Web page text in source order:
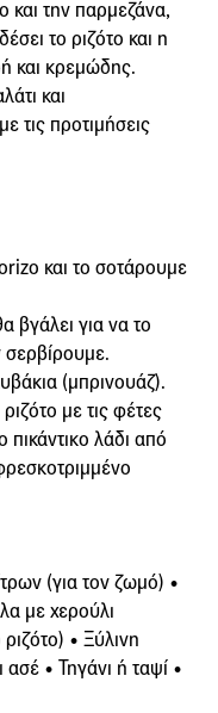
και την παρμεζάνα,
το ριζότο και η
και κρεμώδης.
και
τις προτιμήσεις
και το σοτάρουμε
βγάλει για να το
σερβίρουμε.
(μπρινουάζ).
με τις φέτες
λάδι από
(για τον ζωμό) •
με χερούλι
• Ξύλινη
• Τηγάνι ή ταψί •